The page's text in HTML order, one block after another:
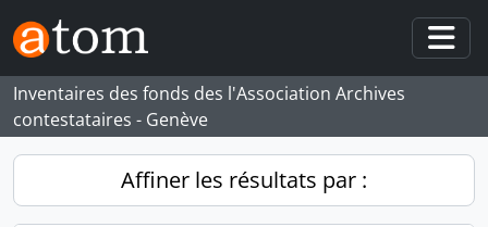
Skip to main content
Inventaires des fonds des l'Association Archives
contestataires - Genève
Affiner les résultats par :